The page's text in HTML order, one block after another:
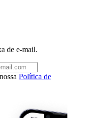
de e-mail.
Política de